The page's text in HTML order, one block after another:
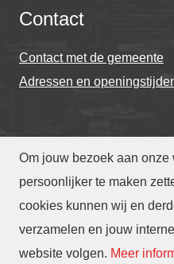
Om jouw bezoek aan
persoonlijker te maken
cookies kunnen wij en
verzamelen en jouw
website volgen. Meer
Contact
Contact met de gemeente
Adressen en
© Gemeente Eindhoven
Translate